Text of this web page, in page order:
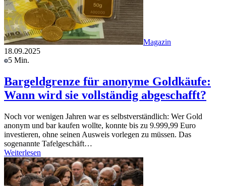
Magazin
18.09.2025
5 Min.
Bargeldgrenze für anonyme Goldkäufe:
Wann wird sie vollständig abgeschafft?
Noch vor wenigen Jahren war es selbstverständlich: Wer Gold
anonym und bar kaufen wollte, konnte bis zu 9.999,99 Euro
investieren, ohne seinen Ausweis vorlegen zu müssen. Das
sogenannte Tafelgeschäft…
Weiterlesen